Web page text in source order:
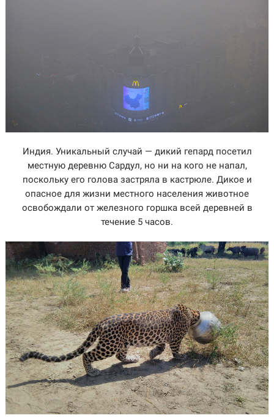
Индия. Уникальный случай — дикий гепард посетил
местную деревню Сардул, но ни на кого не напал,
поскольку его голова застряла в кастрюле. Дикое и
опасное для жизни местного населения животное
освобождали от железного горшка всей деревней в
течение 5 часов.